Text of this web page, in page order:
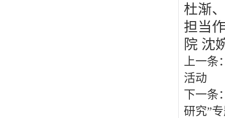
杜渐
担当
院 沈
上一条
活动
下一条
研究”